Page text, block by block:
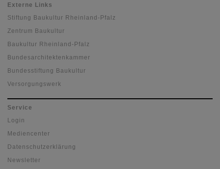
Externe Links
Stiftung Baukultur Rheinland-Pfalz
Zentrum Baukultur
Baukultur Rheinland-Pfalz
Bundesarchitektenkammer
Bundesstiftung Baukultur
Versorgungswerk
Service
Login
Mediencenter
Datenschutzerklärung
Newsletter